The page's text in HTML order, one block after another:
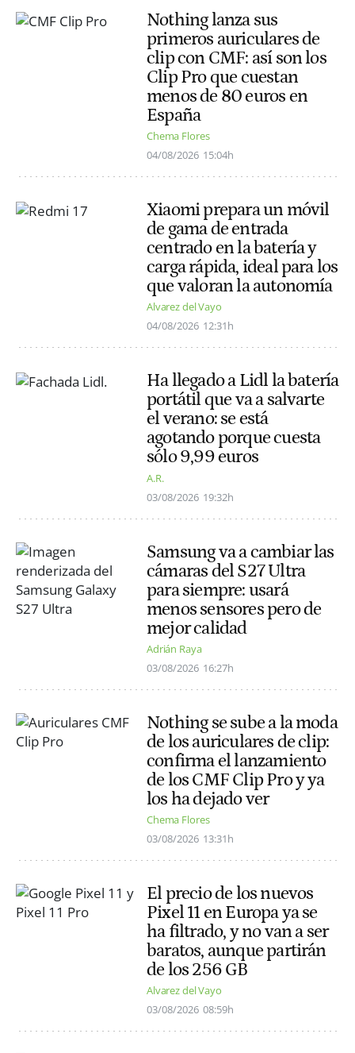
Nothing lanza sus
primeros auriculares de
clip con CMF: así son los
Clip Pro que cuestan
menos de 80 euros en
España
Chema Flores
04/08/2026 15:04h
Xiaomi prepara un móvil
de gama de entrada
centrado en la batería y
carga rápida, ideal para los
que valoran la autonomía
Alvarez del Vayo
04/08/2026 12:31h
Ha llegado a Lidl la batería
portátil que va a salvarte
el verano: se está
agotando porque cuesta
sólo 9,99 euros
A.R.
03/08/2026 19:32h
Samsung va a cambiar las
cámaras del S27 Ultra
para siempre: usará
menos sensores pero de
mejor calidad
Adrián Raya
03/08/2026 16:27h
Nothing se sube a la moda
de los auriculares de clip:
confirma el lanzamiento
de los CMF Clip Pro y ya
los ha dejado ver
Chema Flores
03/08/2026 13:31h
El precio de los nuevos
Pixel 11 en Europa ya se
ha filtrado, y no van a ser
baratos, aunque partirán
de los 256 GB
Alvarez del Vayo
03/08/2026 08:59h